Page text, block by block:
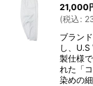
21,000
(税込:
ブラン
し、
製仕様
れた「
染めの